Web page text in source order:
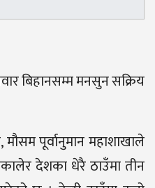
बिहानसम्म मनसुन सक्रिय
पूर्वानुमान महाशाखाले
देशका धेरै ठाउँमा तीन